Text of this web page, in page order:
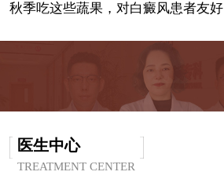
秋季吃这些蔬果，对白癜风患者友好
医生中心
TREATMENT CENTER